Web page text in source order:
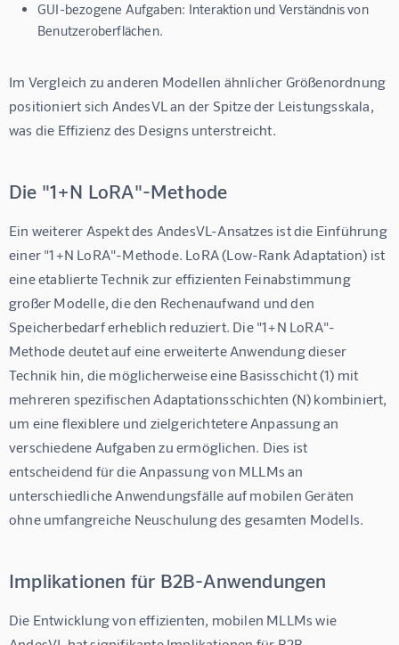
GUI-bezogene Aufgaben: Interaktion und Verständnis von
Benutzeroberflächen.
Im Vergleich zu anderen Modellen ähnlicher Größenordnung
positioniert sich AndesVL an der Spitze der Leistungsskala,
was die Effizienz des Designs unterstreicht.
Die "1+N LoRA"-Methode
Ein weiterer Aspekt des AndesVL-Ansatzes ist die Einführung
einer "1+N LoRA"-Methode. LoRA (Low-Rank Adaptation) ist
eine etablierte Technik zur effizienten Feinabstimmung
großer Modelle, die den Rechenaufwand und den
Speicherbedarf erheblich reduziert. Die "1+N LoRA"-
Methode deutet auf eine erweiterte Anwendung dieser
Technik hin, die möglicherweise eine Basisschicht (1) mit
mehreren spezifischen Adaptationsschichten (N) kombiniert,
um eine flexiblere und zielgerichtetere Anpassung an
verschiedene Aufgaben zu ermöglichen. Dies ist
entscheidend für die Anpassung von MLLMs an
unterschiedliche Anwendungsfälle auf mobilen Geräten
ohne umfangreiche Neuschulung des gesamten Modells.
Implikationen für B2B-Anwendungen
Die Entwicklung von effizienten, mobilen MLLMs wie